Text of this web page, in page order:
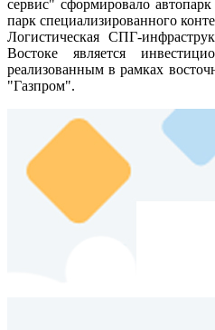
сервис" сформировало
парк специализированного
Логистическая СПГ-
Востоке является
реализованным в рамках
"Газпром".